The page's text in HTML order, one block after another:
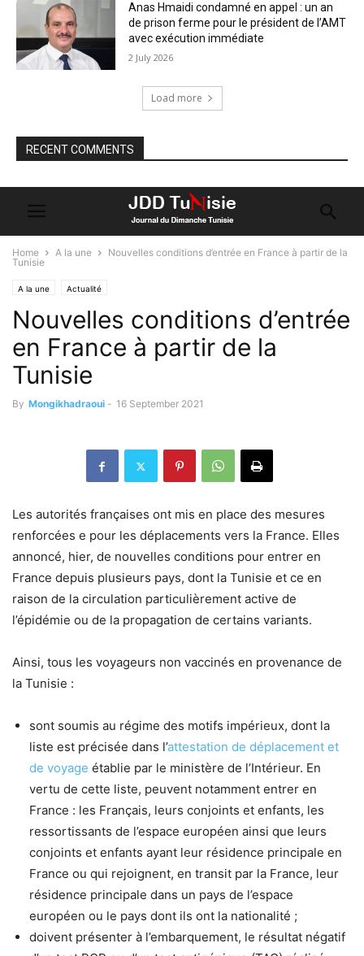
Anas Hmaidi condamné en appel : un an
de prison ferme pour le président de l’AMT
avec exécution immédiate
2 July 2026
Load more
RECENT COMMENTS